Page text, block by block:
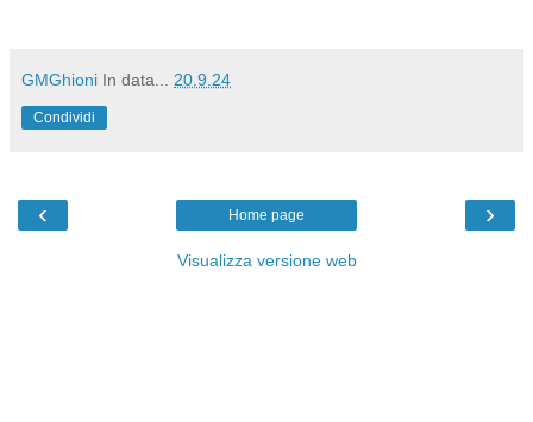
GMGhioni In data... 20.9.24
Condividi
‹ ›
Home page
Visualizza versione web